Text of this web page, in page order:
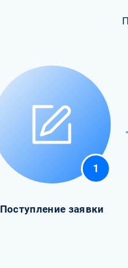
1
Поступление заявки